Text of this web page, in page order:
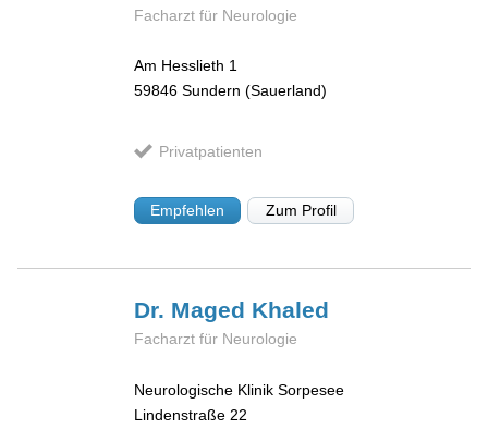
Facharzt für Neurologie
Am Hesslieth 1
59846 Sundern (Sauerland)
Privatpatienten
Empfehlen Zum Profil
Dr. Maged Khaled
Facharzt für Neurologie
Neurologische Klinik Sorpesee
Lindenstraße 22